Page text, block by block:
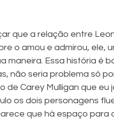
que a relação entre
o amou e admirou, ele,
maneira. Essa história é
não seria problema só
Carey Mulligan que eu
os dois personagens
que há espaço para